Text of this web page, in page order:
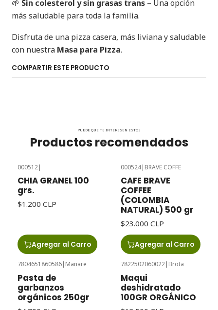
🌱 Sin colesterol y sin grasas trans – Una opción
más saludable para toda la familia.
Disfruta de una pizza casera, más liviana y saludable
con nuestra Masa para Pizza.
COMPARTIR ESTE PRODUCTO
PUEDE QUE TE INTERESEN ESTOS
Productos recomendados
000512|
CHIA GRANEL 100
grs.
$1.200 CLP
Agregar al Carro
000524| BRAVE COFFE
CAFE BRAVE
COFFEE
(COLOMBIA
NATURAL) 500 gr
$23.000 CLP
Agregar al Carro
7804651860586| Manare
Pasta de
garbanzos
orgánicos 250gr
7822502060022| Brota
Maqui
deshidratado
100GR ORGÁNICO